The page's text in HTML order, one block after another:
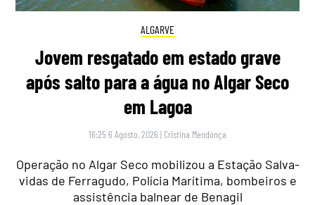
ALGARVE
Jovem resgatado em estado grave
após salto para a água no Algar Seco
em Lagoa
16:25 6 Agosto, 2026 | Cristina Mendonça
Operação no Algar Seco mobilizou a Estação Salva-
vidas de Ferragudo, Polícia Marítima, bombeiros e
assistência balnear de Benagil